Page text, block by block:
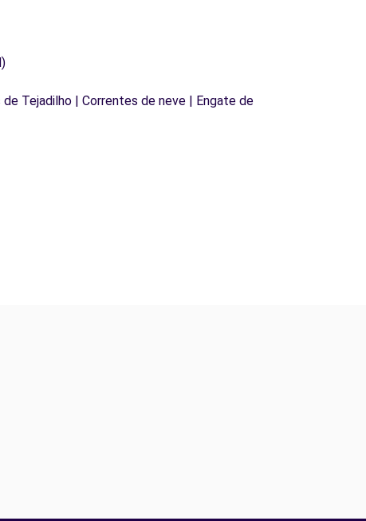
Tejadilho | Correntes de neve | Engate de